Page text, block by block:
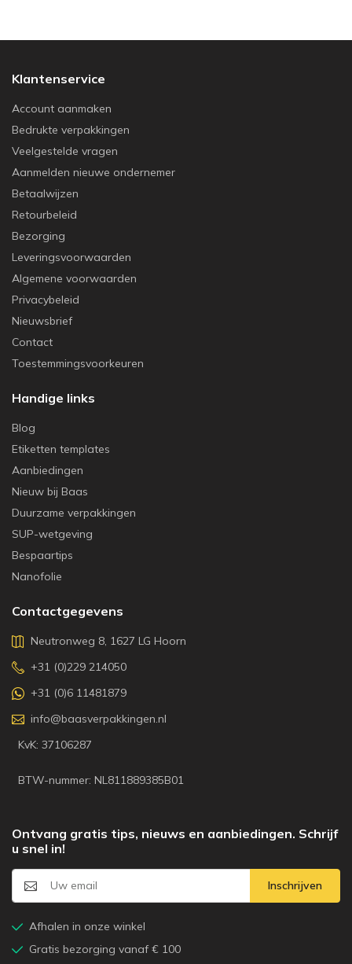
Klantenservice
Account aanmaken
Bedrukte verpakkingen
Veelgestelde vragen
Aanmelden nieuwe ondernemer
Betaalwijzen
Retourbeleid
Bezorging
Leveringsvoorwaarden
Algemene voorwaarden
Privacybeleid
Nieuwsbrief
Contact
Toestemmingsvoorkeuren
Handige links
Blog
Etiketten templates
Aanbiedingen
Nieuw bij Baas
Duurzame verpakkingen
SUP-wetgeving
Bespaartips
Nanofolie
Contactgegevens
Neutronweg 8, 1627 LG Hoorn
+31 (0)229 214050
+31 (0)6 11481879
info@baasverpakkingen.nl
KvK: 37106287
BTW-nummer: NL811889385B01
Ontvang gratis tips, nieuws en aanbiedingen. Schrijf
u snel in!
Inschrijven
Afhalen in onze winkel
Gratis bezorging vanaf € 100